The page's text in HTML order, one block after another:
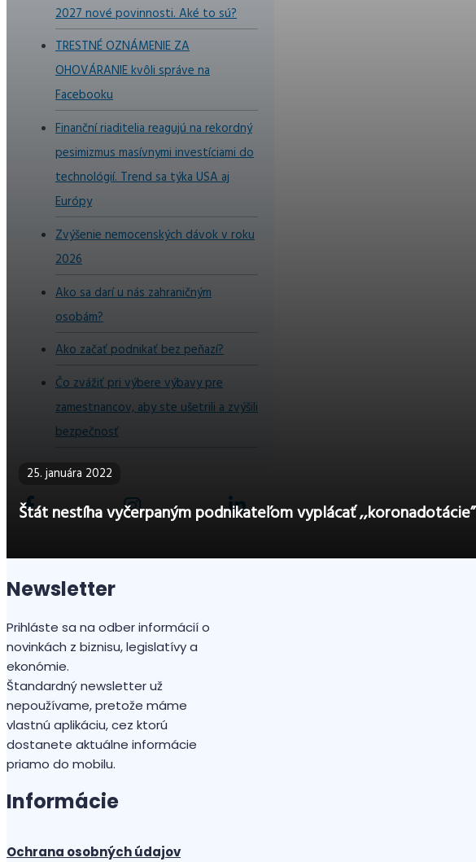
2027 nové povinnosti. Aké to sú?
TRESTNÉ OZNÁMENIE ZA
OHOVÁRANIE kvôli správe na
Facebooku
Finanční riaditelia reagujú na rekordný
pesimizmus masívnymi investíciami do
technológií. Trend sa týka USA aj
Európy
Zvýšenie nemocenských dávok v roku
2026
Ako sa darí u nás zahraničným
osobám?
Ako začať podnikať bez peňazí?
Čo zvážiť pri výbere výbavy pre
zamestnancov, aby ste ušetrili a zvýšili
bezpečnosť
25. januára 2022
Štát nestíha vyčerpaným podnikateľom vyplácať ,,koronadotácie”
Newsletter
Prihláste sa na odber informácií o
novinkách z biznisu, legislatívy a
ekonómie.
Štandardný newsletter už
nepoužívame, pretože máme
vlastnú aplikáciu, cez ktorú
dostanete aktuálne informácie
priamo do mobilu.
Informácie
Ochrana osobných údajov